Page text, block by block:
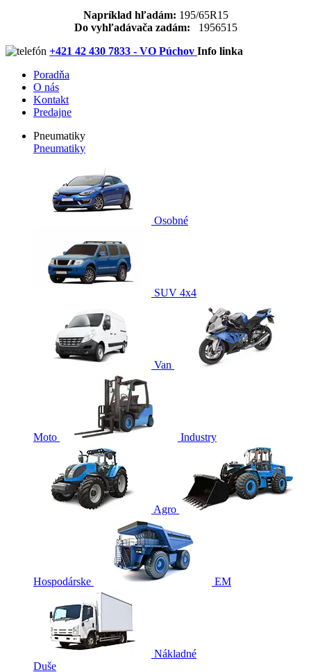
Napríklad hľadám: 195/65R15
Do vyhľadávača zadám: 1956515
+421 42 430 7833 - VO Púchov Info linka
Poradňa
O nás
Kontakt
Predajne
Pneumatiky
Pneumatiky
Osobné
SUV 4x4
Van
Moto Industry
Agro
Hospodárske EM
Nákladné
Duše